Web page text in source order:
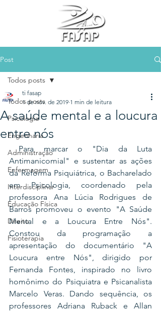
Post
Todos posts
Psicologia
Engenharia
Administração
Enfermagem
Interdisciplinar
Educação Física
Direito
Fisioterapia
Todos posts
A saúde mental e a loucura
entre nós
ti fasap
1 de nov. de 2019 1 min de leitura
Para marcar o "Dia da Luta
Antimanicomial" e sustentar as ações
da Reforma Psiquiátrica, o Bacharelado
em Psicologia, coordenado pela
professora Ana Lúcia Rodrigues de
Barros promoveu o evento "A Saúde
Mental e a Loucura Entre Nós".
Constou da programação a
apresentação do documentário "A
Loucura entre Nós", dirigido por
Fernanda Fontes, inspirado no livro
homônimo do Psiquiatra e Psicanalista
Marcelo Veras. Dando sequência, os
professores Adriana Ruback e Allan